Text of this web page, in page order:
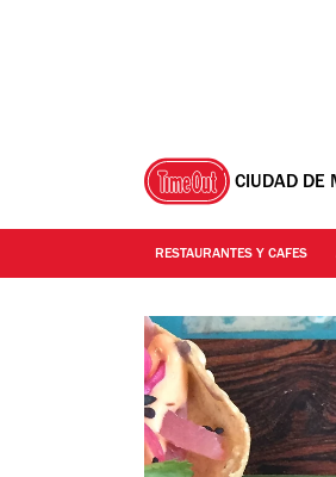
CIUDAD DE
RESTAURANTES Y CAFES